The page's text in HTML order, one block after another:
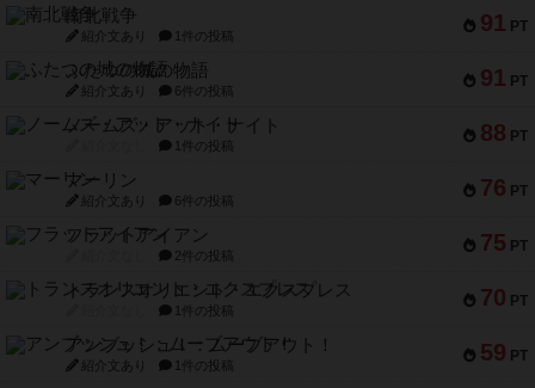
91 PT
南北戦争
紹介文あり 1件の投稿
91 PT
ふたつの城の物語
紹介文あり 6件の投稿
88 PT
ノームズ・アット・ナイト
1件の投稿
76 PT
マーリン
紹介文あり 6件の投稿
75 PT
フラットアイアン
2件の投稿
70 PT
トランスオリエント・エクスプレス
1件の投稿
59 PT
アンブッシュ！：ムーブアウト！
紹介文あり 1件の投稿